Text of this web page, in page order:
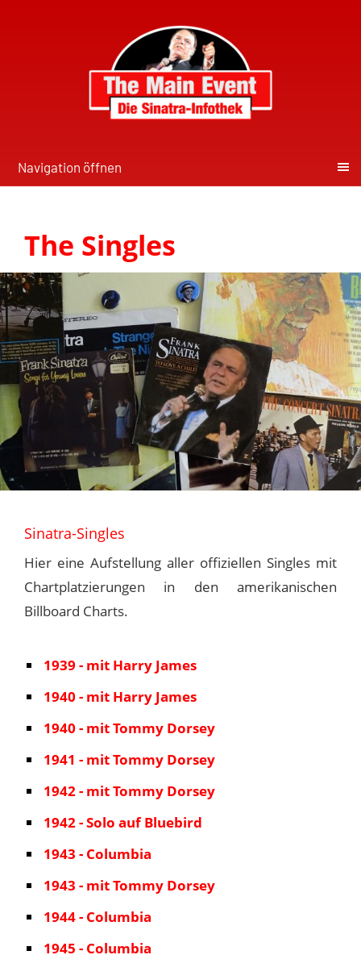
Navigation öffnen
The Singles
Sinatra-Singles
Hier eine Aufstellung aller offiziellen Singles mit
Chartplatzierungen in den amerikanischen
Billboard Charts.
1939 - mit Harry James
1940 - mit Harry James
1940 - mit Tommy Dorsey
1941 - mit Tommy Dorsey
1942 - mit Tommy Dorsey
1942 - Solo auf Bluebird
1943 - Columbia
1943 - mit Tommy Dorsey
1944 - Columbia
1945 - Columbia